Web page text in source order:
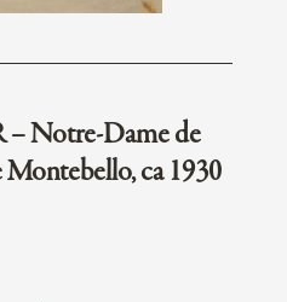
– Notre-Dame de
Montebello, ca 1930